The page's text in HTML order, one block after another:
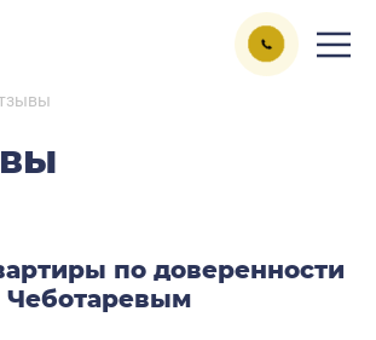
по доверенности
Чеботаревым